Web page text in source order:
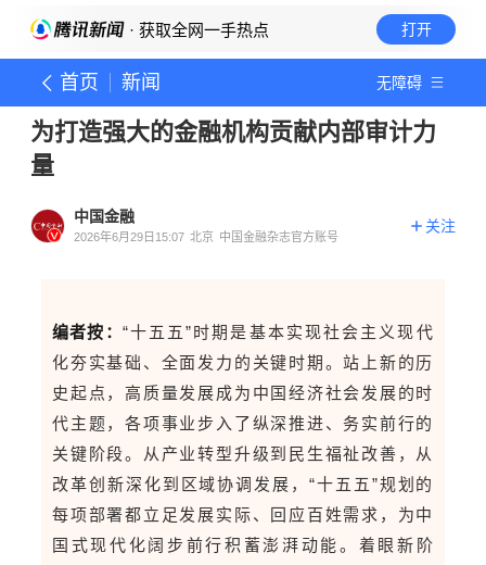
· 获取全网一手热点 打开
首页 新闻 无障碍
为打造强大的金融机构贡献内部审计力
量
中国金融
2026年6月29日15:07 北京 中国金融杂志官方账号
关注
编者按 ： “十五五”时期是基本实现社会主义现代
化夯实基础、全面发力的关键时期。站上新的历
史起点，高质量发展成为中国经济社会发展的时
代主题，各项事业步入了纵深推进、务实前行的
关键阶段。从产业转型升级到民生福祉改善，从
改革创新深化到区域协调发展，“十五五”规划的
每项部署都立足发展实际、回应百姓需求，为中
国式现代化阔步前行积蓄澎湃动能。着眼新阶